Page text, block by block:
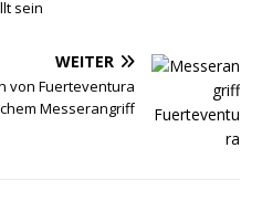
sein
WEITER
von Fuerteventura
Messerangriff